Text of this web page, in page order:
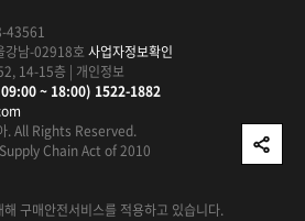
43561
강남-02918호 사업자정보확인
14-15층 | 개인정보
09:00 ~ 18:00) 1522-1882
. All Rights Reserved.
Chain Act of 2010
해 구매안전서비스를 적용하고 있습니다.